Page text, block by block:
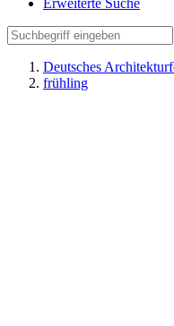
Erweiterte Suche
Deutsches
frühling